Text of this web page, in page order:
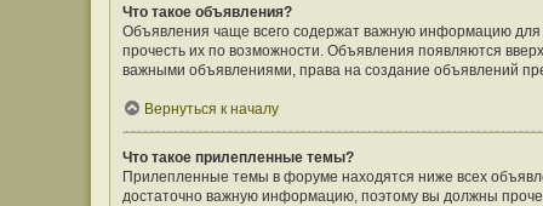
Что такое объявления?
Объявления чаще всего содержат важную информацию
прочесть их по возможности. Объявления появляются
важными объявлениями, права на создание объявлений
Вернуться к началу
Что такое прилепленные темы?
Прилепленные темы в форуме находятся ниже всех
достаточно важную информацию, поэтому вы должны